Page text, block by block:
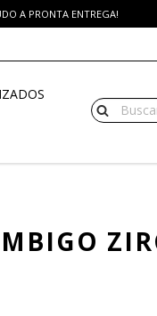
A PRONTA ENTREGA!